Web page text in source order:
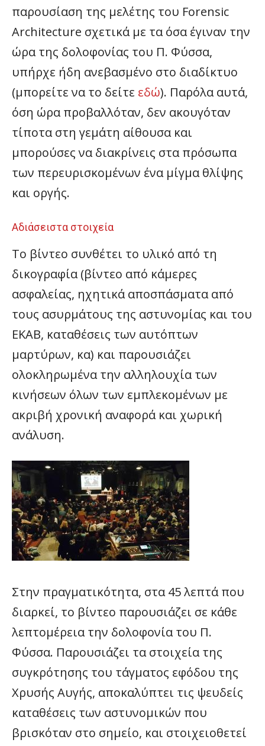
παρουσίαση της μελέτης του Forensic
Architecture σχετικά με τα όσα έγιναν την
ώρα της δολοφονίας του Π. Φύσσα,
υπήρχε ήδη ανεβασμένο στο διαδίκτυο
(μπορείτε να το δείτε εδώ). Παρόλα αυτά,
όση ώρα προβαλλόταν, δεν ακουγόταν
τίποτα στη γεμάτη αίθουσα και
μπορούσες να διακρίνεις στα πρόσωπα
των περευρισκομένων ένα μίγμα θλίψης
και οργής.
Αδιάσειστα στοιχεία
Το βίντεο συνθέτει το υλικό από τη
δικογραφία (βίντεο από κάμερες
ασφαλείας, ηχητικά αποσπάσματα από
τους ασυρμάτους της αστυνομίας και του
ΕΚΑΒ, καταθέσεις των αυτόπτων
μαρτύρων, κα) και παρουσιάζει
ολοκληρωμένα την αλληλουχία των
κινήσεων όλων των εμπλεκομένων με
ακριβή χρονική αναφορά και χωρική
ανάλυση.
Στην πραγματικότητα, στα 45 λεπτά που
διαρκεί, το βίντεο παρουσιάζει σε κάθε
λεπτομέρεια την δολοφονία του Π.
Φύσσα. Παρουσιάζει τα στοιχεία της
συγκρότησης του τάγματος εφόδου της
Χρυσής Αυγής, αποκαλύπτει τις ψευδείς
καταθέσεις των αστυνομικών που
βρισκόταν στο σημείο, και στοιχειοθετεί